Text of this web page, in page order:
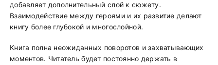
добавляет дополнительный слой к сюжету.
Взаимодействие между героями и их развитие делают
книгу более глубокой и многослойной.
Книга полна неожиданных поворотов и захватывающих
моментов. Читатель будет постоянно держать в